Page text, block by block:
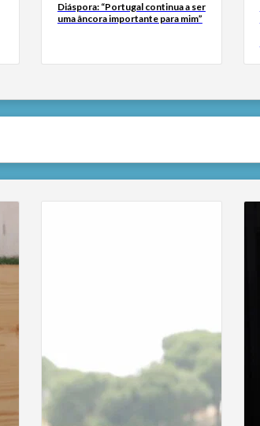
Diáspora: “Portugal continua a ser
uma âncora importante para mim”